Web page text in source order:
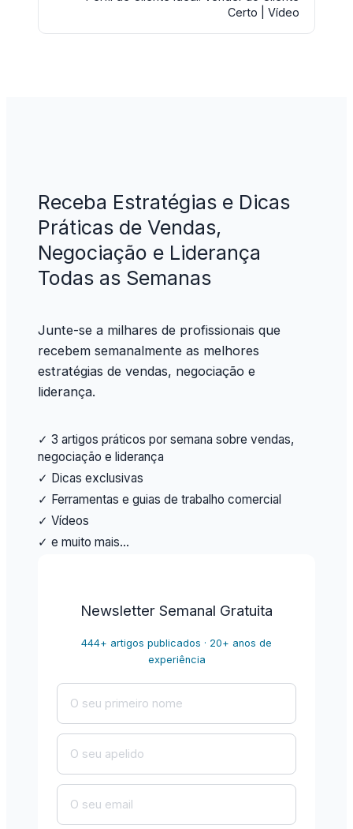
Certo | Vídeo
Receba Estratégias e Dicas
Práticas de Vendas,
Negociação e Liderança
Todas as Semanas
Junte-se a milhares de profissionais que
recebem semanalmente as melhores
estratégias de vendas, negociação e
liderança.
✓ 3 artigos práticos por semana sobre vendas,
negociação e liderança
✓ Dicas exclusivas
✓ Ferramentas e guias de trabalho comercial
✓ Vídeos
✓ e muito mais…
Newsletter Semanal Gratuita
444+ artigos publicados · 20+ anos de
experiência